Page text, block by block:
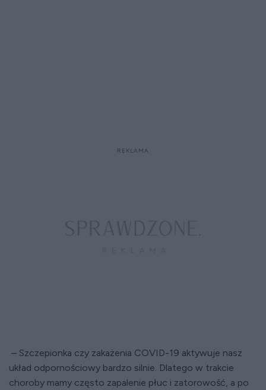
– Szczepionka czy zakażenia COVID-19 aktywuje nasz
układ odpornościowy bardzo silnie. Dlatego w trakcie
choroby mamy często zapalenie płuc i zatorowość, a po